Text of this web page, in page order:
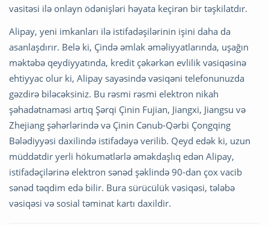
vasitəsi ilə onlayn ödənişləri həyata keçirən bir təşkilatdır.
Alipay, yeni imkanları ilə istifadəşilərinin işini daha da
asanlaşdırır. Belə ki, Çində əmlak əməliyyatlarında, uşağın
məktəbə qeydiyyatında, kredit çəkərkən evlilik vəsiqəsinə
ehtiyyac olur ki, Alipay sayəsində vəsiqəni telefonunuzda
gəzdirə biləcəksiniz. Bu rəsmi rəsmi elektron nikah
şəhadətnaməsi artıq Şərqi Çinin Fujian, Jiangxi, Jiangsu və
Zhejiang şəhərlərində və Çinin Cənub-Qərbi Çongqing
Bələdiyyəsi daxilində istifadəyə verilib. Qeyd edək ki, uzun
müddətdir yerli hökumətlərlə əməkdaşlıq edən Alipay,
istifadəçilərinə elektron sənəd şəklində 90-dan çox vacib
sənəd təqdim edə bilir. Bura sürücülük vəsiqəsi, tələbə
vəsiqəsi və sosial təminat kartı daxildir.